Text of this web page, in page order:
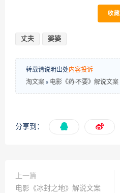
收藏
丈夫 婆婆
转载请说明出处内容投诉
淘文案 » 电影《药·不要》解说文案
分享到：
上一篇
电影《冰封之地》解说文案